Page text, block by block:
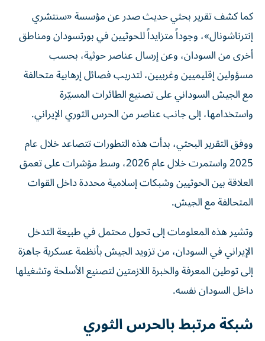
كما كشف تقرير بحثي حديث صدر عن مؤسسة «سنتشري
إنترناشونال»، وجوداً متزايداً للحوثيين في بورتسودان ومناطق
أخرى من السودان، وعن إرسال عناصر حوثية، بحسب
مسؤولين إقليميين وغربيين، لتدريب فصائل إرهابية متحالفة
مع الجيش السوداني على تصنيع الطائرات المسيّرة
واستخدامها، إلى جانب عناصر من الحرس الثوري الإيراني.
ووفق التقرير البحثي، بدأت هذه التطورات تتصاعد خلال عام
2025 واستمرت خلال عام 2026، وسط مؤشرات على تعمق
العلاقة بين الحوثيين وشبكات إسلامية محددة داخل القوات
المتحالفة مع الجيش.
وتشير هذه المعلومات إلى تحول محتمل في طبيعة التدخل
الإيراني في السودان، من تزويد الجيش بأنظمة عسكرية جاهزة
إلى توطين المعرفة والخبرة اللازمتين لتصنيع الأسلحة وتشغيلها
داخل السودان نفسه.
شبكة مرتبط بالحرس الثوري